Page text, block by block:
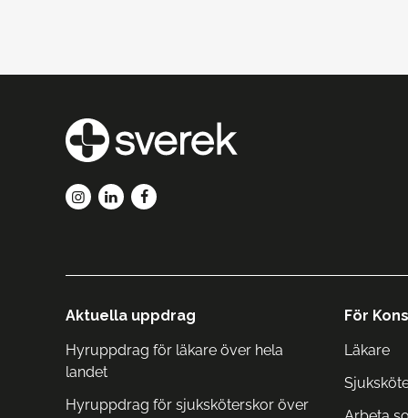
Aktuella uppdrag
Hyruppdrag för läkare över hela
landet
Hyruppdrag för sjuksköterskor över
För
Läkare